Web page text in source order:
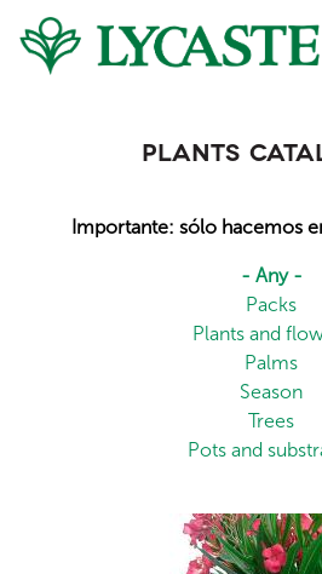
Plants
Importante: sólo hacemos
- Any -
Packs
Plants and
Palms
Season
Trees
Pots and